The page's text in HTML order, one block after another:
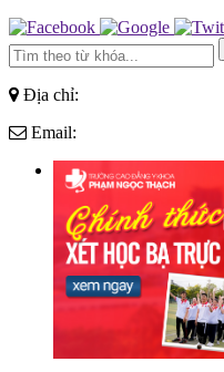
Địa chỉ:
Email: